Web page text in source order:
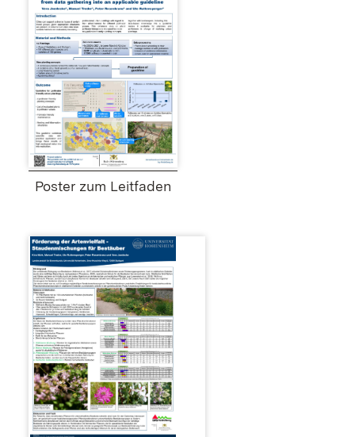
Poster zum Leitfaden